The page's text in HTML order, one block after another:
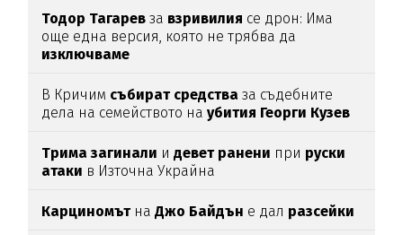
Тодор Тагарев за взривилия се дрон: Има
още една версия, която не трябва да
изключваме
В Кричим събират средства за съдебните
дела на семейството наубития Георги Кузев
Трима загинали идевет ранени при руски
атаки в Източна Украйна
КарциномътнаДжо Байдън е дал разсейки